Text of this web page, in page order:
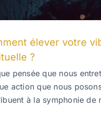
élever votre
?
pensée que nous
action que nous
à la symphonie de